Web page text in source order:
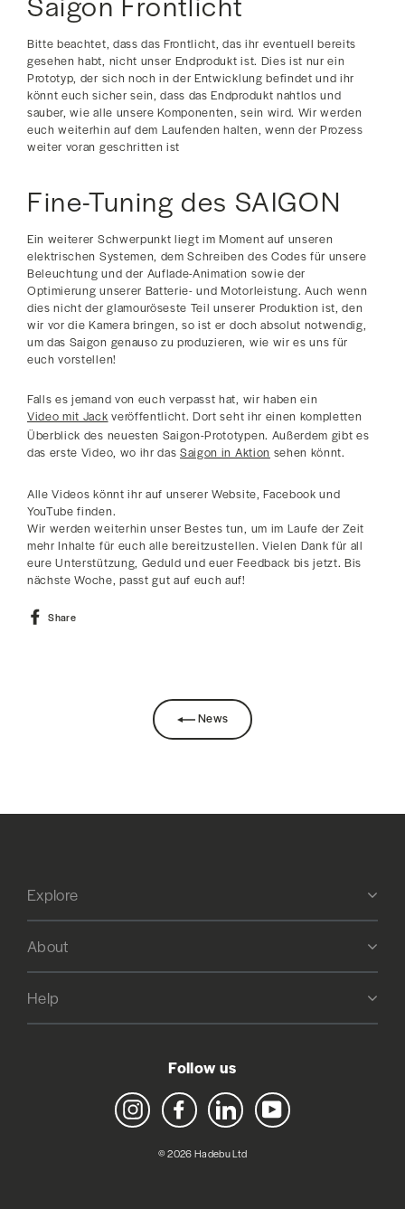
Bitte beachtet, dass das Frontlicht, das ihr eventuell bereits
gesehen habt, nicht unser Endprodukt ist. Dies ist nur ein
Prototyp, der sich noch in der Entwicklung befindet und ihr
könnt euch sicher sein, dass das Endprodukt nahtlos und
sauber, wie alle unsere Komponenten, sein wird. Wir werden
euch weiterhin auf dem Laufenden halten, wenn der Prozess
weiter voran geschritten ist
Fine-Tuning des SAIGON
Ein weiterer Schwerpunkt liegt im Moment auf unseren
elektrischen Systemen, dem Schreiben des Codes für unsere
Beleuchtung und der Auflade-Animation sowie der
Optimierung unserer Batterie- und Motorleistung. Auch wenn
dies nicht der glamouröseste Teil unserer Produktion ist, den
wir vor die Kamera bringen, so ist er doch absolut notwendig,
um das Saigon genauso zu produzieren, wie wir es uns für
euch vorstellen!
Falls es jemand von euch verpasst hat, wir haben ein
Video mit Jack veröffentlicht. Dort seht ihr einen kompletten
Überblick des neuesten Saigon-Prototypen. Außerdem gibt es
das erste Video, wo ihr dasSaigon in Aktion sehen könnt.
Alle Videos könnt ihr auf unserer Website, Facebook und
YouTube finden.
Wir werden weiterhin unser Bestes tun, um im Laufe der Zeit
mehr Inhalte für euch alle bereitzustellen. Vielen Dank für all
eure Unterstützung, Geduld und euer Feedback bis jetzt. Bis
nächste Woche, passt gut auf euch auf!
Share
News
Explore
About
Help
Follow us
Instagram FacebookLinkedIn YouTube
© 2026 Hadebu Ltd